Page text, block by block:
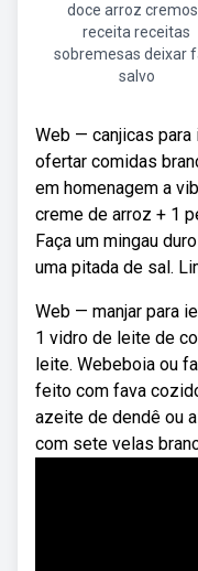
doce arroz
receita receitas
sobremesas deixar
salvo
Web — canjicas para
ofertar comidas
em homenagem a
creme de arroz + 1
Faça um mingau
uma pitada de sal.
Web — manjar para
1 vidro de leite de
leite. Webeboia ou
feito com fava
azeite de dendê ou
com sete velas